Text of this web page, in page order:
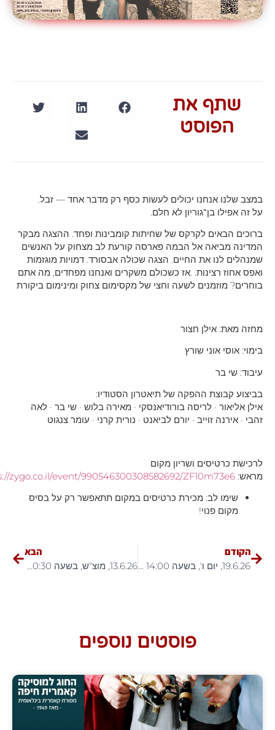
שתף את
הפוסט
במצב שלנו אנחנו יכולים לעשות כסף רק מדבר אחד — זבל.
על זה אפילו בן־גוריון לא חלם.
ברוכים הבאים לקרקס של שחיתות קומבינות ופחד. ההצגה מבקר
המדינה מביאה אל הבמה פארסה קורעת לב מצחוק על האנשים
שמנהלים לנו את החיים. הצגה שכולה אבסורד. דמויות מוגזמות
ואפס אחוז רצינות. .אז כשכולם משקרים ואנחנו מפחדים, מה אתם
בוחרים? מוזמנים לשעה וחצי של מקסימום צחוק ומינימום ביקורת
מחזה מאת: אילן חצור
בימוי: אוסי אוני שורץ
עיבוד: שי בר
בביצוע קבוצת ההפקה של תיאטרון הסטודיו:
אילן אליאור · לריסה בורודיאנסקי · מאירה בלוש · שי בר · לאה
זהבי · אירנה זוייב · יורם לביאנט · נורית קרני · עומר צנגוט
לרכישת כרטיסים ושריון מקום
מראש: zygo.co.il/event/990546300308582692/ZF10m73e6
שימו לב: מכירת כרטיסים במקום תתאפשר רק על בסיס
מקום פנוי!
הקודם
19.6.26, יום ו', בשעה 14:00 – "מבקר המדינה"
הבא
13.6.26, מוצ"ש, בשעה 20:30 – יונתן ארצי בהופעה!
פוסטים נוספים